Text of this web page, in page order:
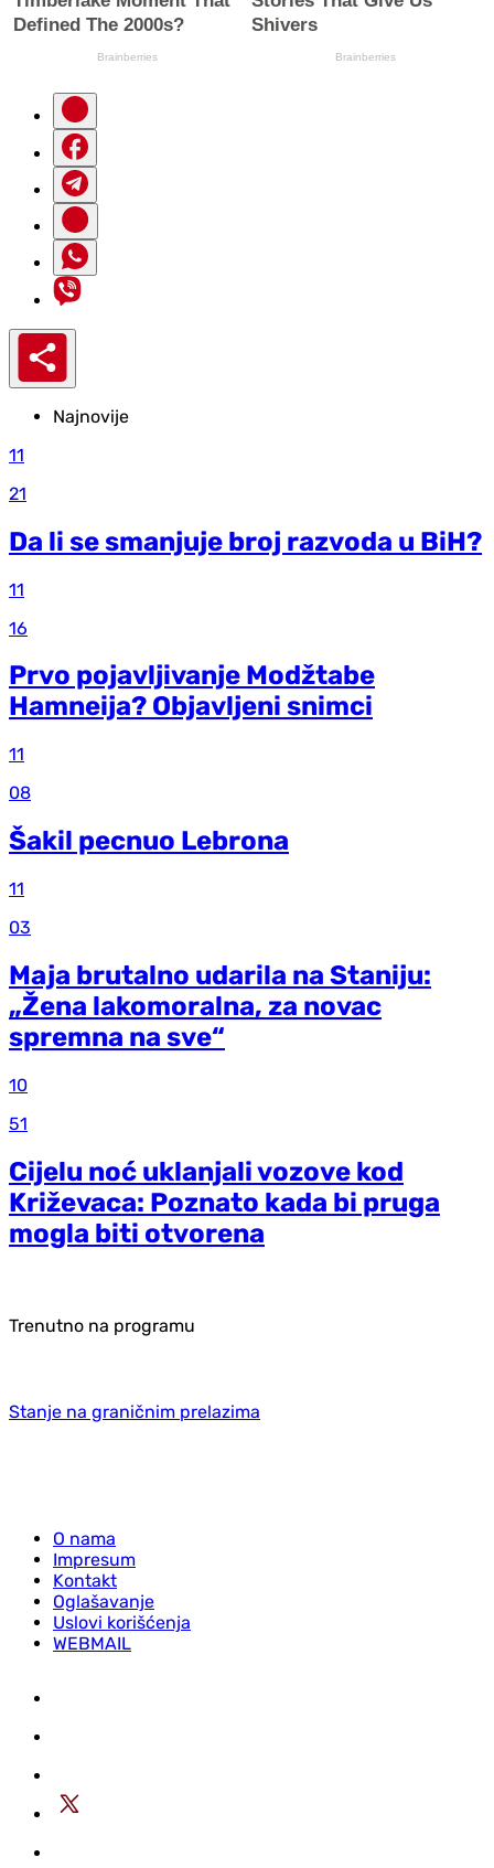
Najnovije
11
21
Da li se smanjuje broj razvoda u BiH?
11
16
Prvo pojavljivanje Modžtabe
Hamneija? Objavljeni snimci
11
08
Šakil pecnuo Lebrona
11
03
Maja brutalno udarila na Staniju:
„Žena lakomoralna, za novac
spremna na sve“
10
51
Cijelu noć uklanjali vozove kod
Križevaca: Poznato kada bi pruga
mogla biti otvorena
Trenutno na programu
Stanje na graničnim prelazima
O nama
Impresum
Kontakt
Oglašavanje
Uslovi korišćenja
WEBMAIL